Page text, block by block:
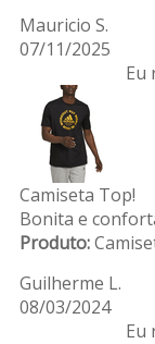
Mauricio S.
07/11/2025
Eu
Camiseta Top!
Bonita e
Produto:
Guilherme L.
08/03/2024
Eu